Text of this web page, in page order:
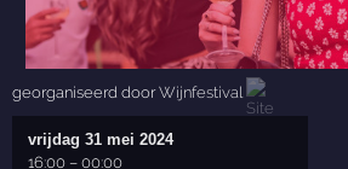
georganiseerd doorWijnfestival
vrijdag 31 mei 2024
16:00 –00:00